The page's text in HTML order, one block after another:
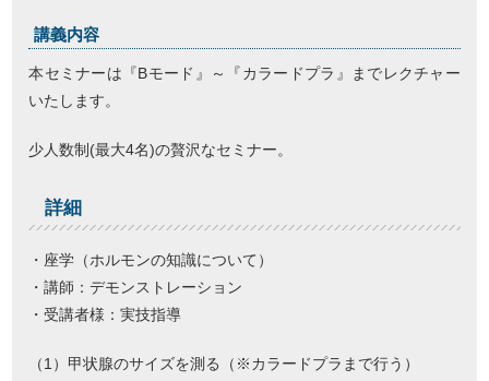
講義内容
本セミナーは『Bモード』～『カラードプラ』までレクチャー
いたします。
少人数制(最大4名)の贅沢なセミナー。
詳細
・座学（ホルモンの知識について）
・講師：デモンストレーション
・受講者様：実技指導
（1）甲状腺のサイズを測る（※カラードプラまで行う）